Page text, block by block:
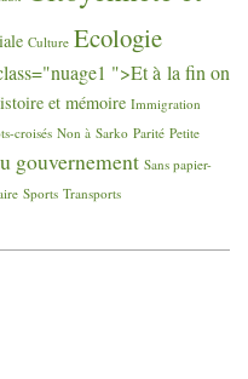
Culture Ecologie
">Et à la fin on
et mémoire Immigration
croisés Non à Sarko Parité Petite
gouvernement Sans papier-
Sports Transports